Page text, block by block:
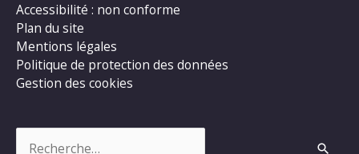
Accessibilité : non conforme
Plan du site
Mentions légales
Politique de protection des données
Gestion des cookies